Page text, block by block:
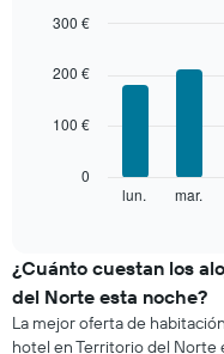
mes
gráfico
eje
El
gráfico
muestra
1
chart
bars.
el
precio
medio
de
graphic.
lun. mar.
0
100 €
200 €
300 €
¿Cuánto cuestan los
del Norte esta noche?
La mejor oferta de
hotel en Territorio del Norte